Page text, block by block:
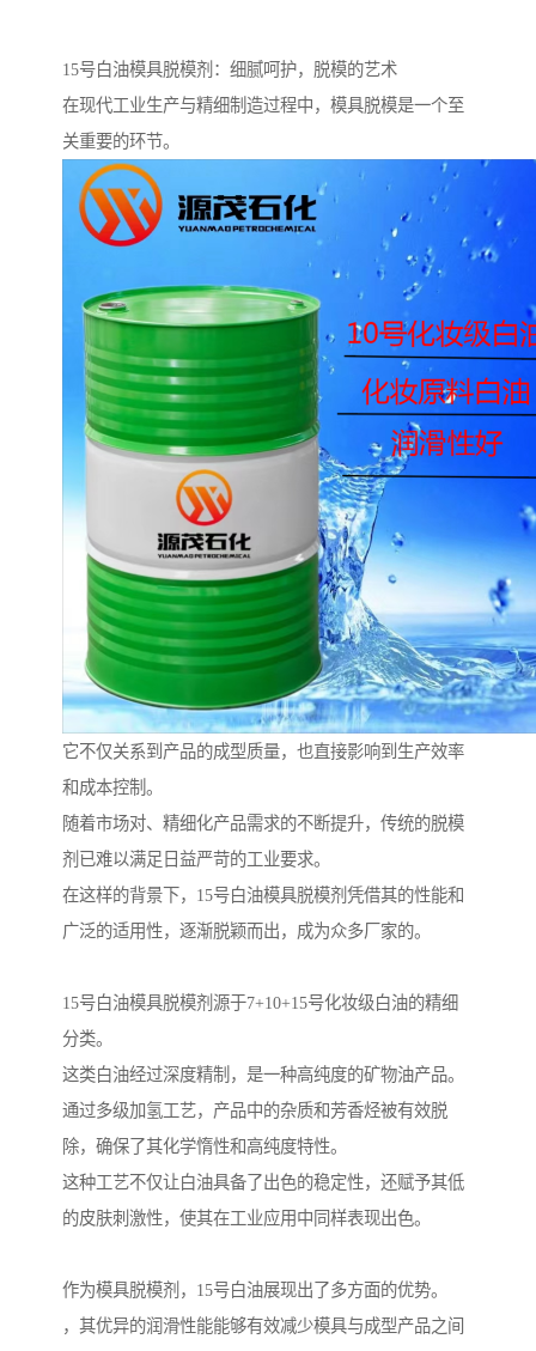
15号白油模具脱模剂：细腻呵护，脱模的艺术
在现代工业生产与精细制造过程中，模具脱模是一个至
关重要的环节。
它不仅关系到产品的成型质量，也直接影响到生产效率
和成本控制。
随着市场对、精细化产品需求的不断提升，传统的脱模
剂已难以满足日益严苛的工业要求。
在这样的背景下，15号白油模具脱模剂凭借其的性能和
广泛的适用性，逐渐脱颖而出，成为众多厂家的。
15号白油模具脱模剂源于7+10+15号化妆级白油的精细
分类。
这类白油经过深度精制，是一种高纯度的矿物油产品。
通过多级加氢工艺，产品中的杂质和芳香烃被有效脱
除，确保了其化学惰性和高纯度特性。
这种工艺不仅让白油具备了出色的稳定性，还赋予其低
的皮肤刺激性，使其在工业应用中同样表现出色。
作为模具脱模剂，15号白油展现出了多方面的优势。
，其优异的润滑性能能够有效减少模具与成型产品之间